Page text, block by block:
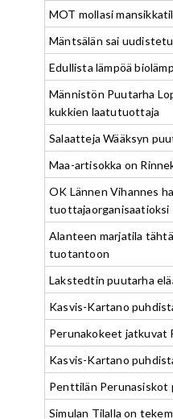
MOT mollasi
Mäntsälän sai
Edullista lämpöä
Männistön Puutarha
kukkien laatutuottaja
Salaatteja Wääksyn
Maa-artisokka on
OK Lännen Vihannes
tuottajaorganisaatioksi
Alanteen marjatila
tuotantoon
Lakstedtin puutarha
Kasvis-Kartano
Perunakokeet jatkuvat
Kasvis-Kartano
Penttilän Perunasiskot
Simulan Tilalla on